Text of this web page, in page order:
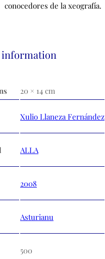
conocedores de la xeografía.
20 × 14 cm
Xulio Llaneza Fernández
ALLA
2008
Asturianu
500